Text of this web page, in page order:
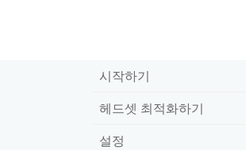
시작하기
헤드셋 최적화하기
설정